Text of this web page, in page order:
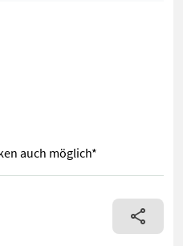
auch möglich*
für Rapid* *für